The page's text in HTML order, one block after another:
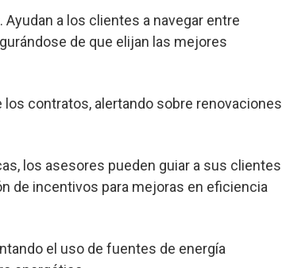
a los clientes a navegar entre
de que elijan las mejores
contratos, alertando sobre renovaciones
los asesores pueden guiar a sus clientes
de incentivos para mejoras en eficiencia
el uso de fuentes de energía